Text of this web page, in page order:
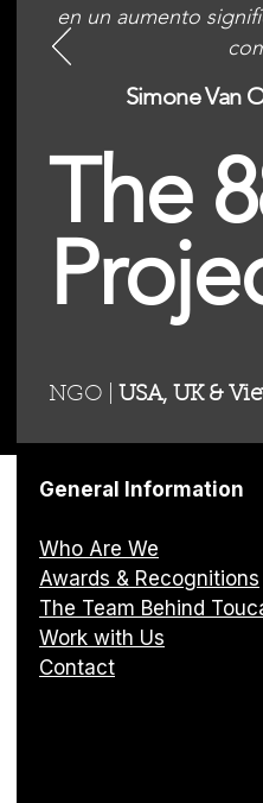
en un aumento
Simone Van
The
NGO | USA, UK &
General Information
Who Are We
Awards & Recognitions
The Team Behind
Work with Us
Contact